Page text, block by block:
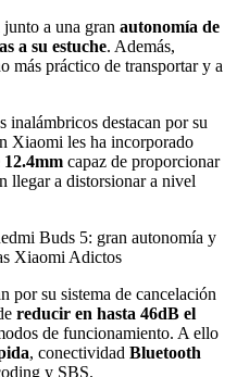
a una gran autonomía de
a su estuche. Además,
más práctico de transportar y a
inalámbricos destacan por su
Xiaomi les ha incorporado
capaz de proporcionar
llegar a distorsionar a nivel
por su sistema de cancelación
reducir en hasta 46dB el
de funcionamiento. A ello
, conectividad Bluetooth
y SBS.